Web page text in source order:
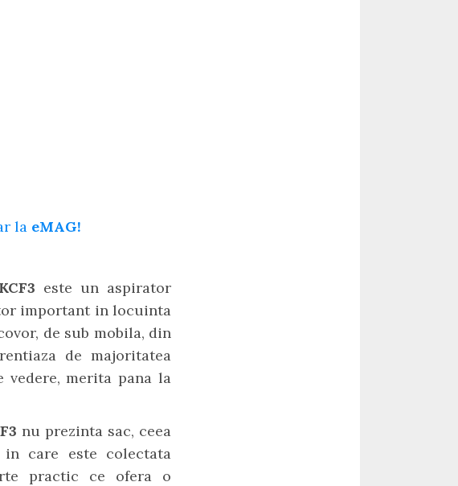
la eMAG!
este un aspirator
important in locuinta
de sub mobila, din
de majoritatea
merita pana la
nu prezinta sac, ceea
care este colectata
practic ce ofera o